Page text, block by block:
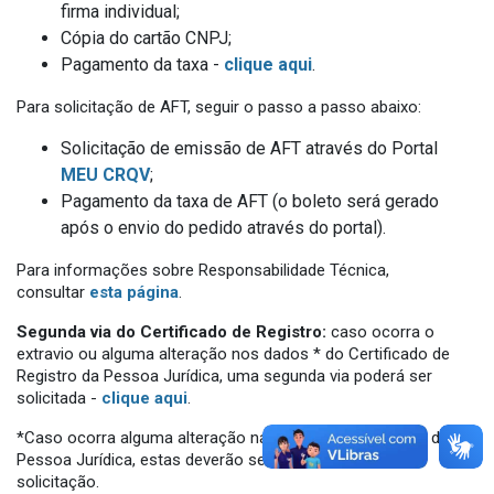
firma individual;
Cópia do cartão CNPJ;
Pagamento da taxa - clique aqui.
Para solicitação de AFT, seguir o passo a passo abaixo:
Solicitação de emissão de AFT através do Portal
MEU CRQV;
Pagamento da taxa de AFT (o boleto será gerado
após o envio do pedido através do portal).
Para informações sobre Responsabilidade Técnica,
consultar esta página.
Segunda via do Certificado de Registro: caso ocorra o
extravio ou alguma alteração nos dados * do Certificado de
Registro da Pessoa Jurídica, uma segunda via poderá ser
solicitada - clique aqui.
*Caso ocorra alguma alteração nas informações/dados da
Pessoa Jurídica, estas deverão ser atualizadas antes da
solicitação.